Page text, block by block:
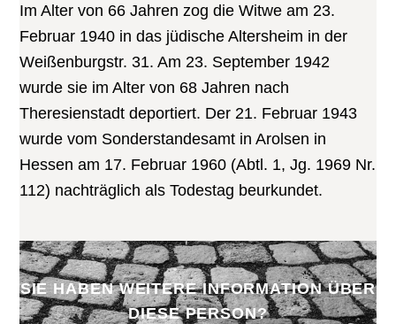
Im Alter von 66 Jahren zog die Witwe am 23.
Februar 1940 in das jüdische Altersheim in der
Weißenburgstr. 31. Am 23. September 1942
wurde sie im Alter von 68 Jahren nach
Theresienstadt deportiert. Der 21. Februar 1943
wurde vom Sonderstandesamt in Arolsen in
Hessen am 17. Februar 1960 (Abtl. 1, Jg. 1969 Nr.
112) nachträglich als Todestag beurkundet.
SIE HABEN WEITERE INFORMATION ÜBER
DIESE PERSON?